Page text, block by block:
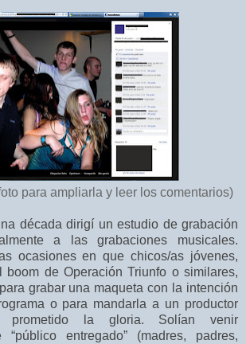
para ampliarla y leer los comentarios)
década dirigí un estudio de grabación
a las grabaciones musicales.
ocasiones en que chicos/as jóvenes,
boom de Operación Triunfo o similares,
grabar una maqueta con la intención
o para mandarla a un productor
la gloria. Solían venir
“público entregado” (madres, padres,